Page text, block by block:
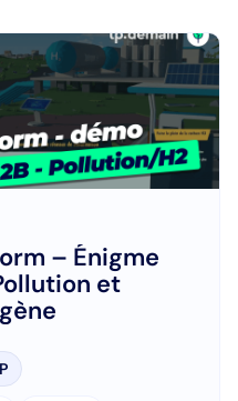
– Énigme
et